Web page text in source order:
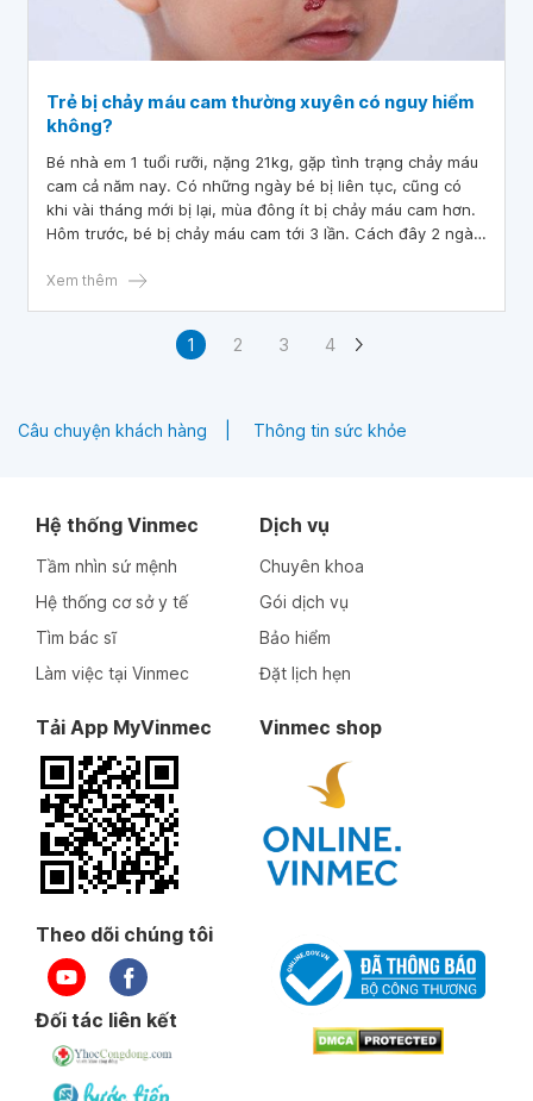
Trẻ bị chảy máu cam thường xuyên có nguy hiểm
không?
Bé nhà em 1 tuổi rưỡi, nặng 21kg, gặp tình trạng chảy máu
cam cả năm nay. Có những ngày bé bị liên tục, cũng có
khi vài tháng mới bị lại, mùa đông ít bị chảy máu cam hơn.
Hôm trước, bé bị chảy máu cam tới 3 lần. Cách đây 2 ngày,
ngủ, tối nằm mãi mới ngủ, nhiều buổi trưa ở trường cũng
bầm ở chân nữa. Bác sĩ cho em hỏi, trẻ chảy máu cam
thường xuyên có nguy hiểm không?
Xem thêm
1 2 3 4
Câu chuyện khách hàng Thông tin sức khỏe
Hệ thống Vinmec
Tầm nhìn sứ mệnh
Hệ thống cơ sở y tế
Tìm bác sĩ
Làm việc tại Vinmec
Dịch vụ
Chuyên khoa
Gói dịch vụ
Bảo hiểm
Đặt lịch hẹn
Tải App MyVinmec Vinmec shop
Theo dõi chúng tôi
Đối tác liên kết